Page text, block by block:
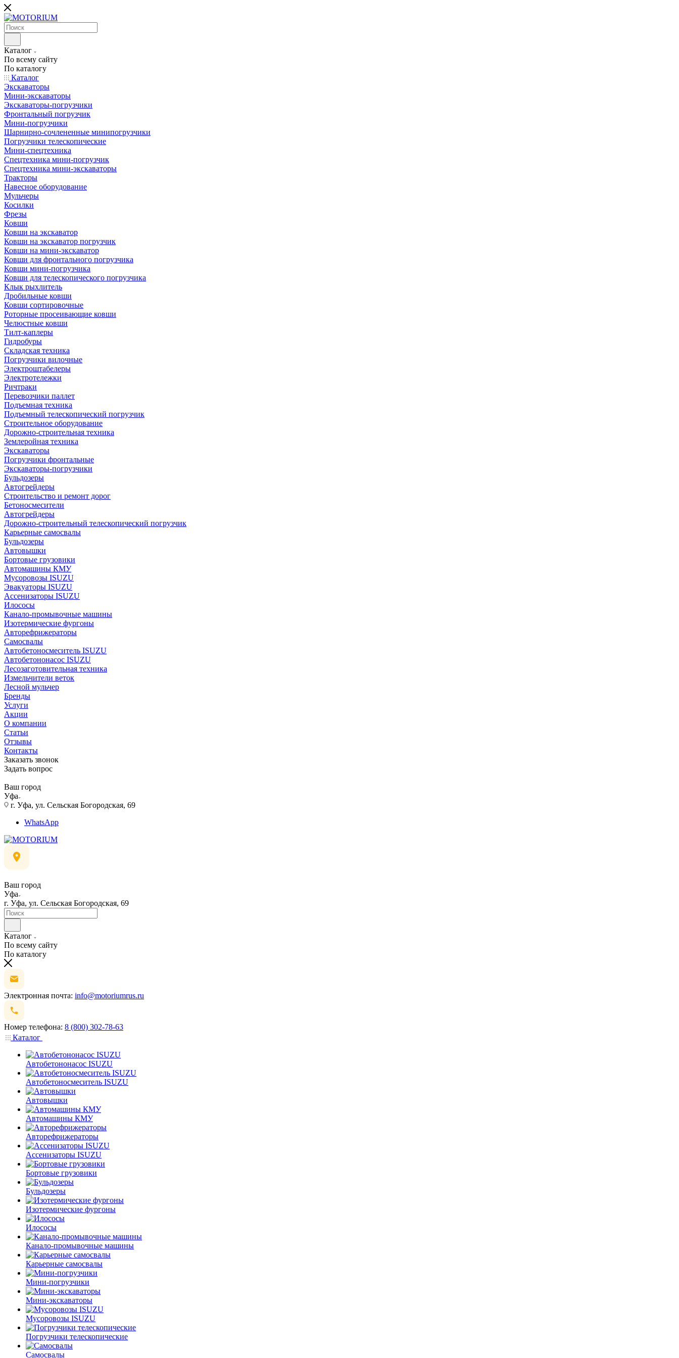
Каталог
По всему сайту
По каталогу
Каталог
Экскаваторы
Мини-экскаваторы
Экскаваторы-погрузчики
Фронтальный погрузчик
Мини-погрузчики
Шарнирно-сочлененные минипогрузчики
Погрузчики телескопические
Мини-спецтехника
Спецтехника мини-погрузчик
Спецтехника мини-экскаваторы
Тракторы
Навесное оборудование
Мульчеры
Косилки
Фрезы
Ковши
Ковши на экскаватор
Ковши на экскаватор погрузчик
Ковши на мини-экскаватор
Ковши для фронтального погрузчика
Ковши мини-погрузчика
Ковши для телескопического погрузчика
Клык рыхлитель
Дробильные ковши
Ковши сортировочные
Роторные просеивающие ковши
Челюстные ковши
Тилт-каплеры
Гидробуры
Складская техника
Погрузчики вилочные
Электроштабелеры
Электротележки
Ричтраки
Перевозчики паллет
Подъемная техника
Подъемный телескопический погрузчик
Строительное оборудование
Дорожно-строительная техника
Землеройная техника
Экскаваторы
Погрузчики фронтальные
Экскаваторы-погрузчики
Бульдозеры
Автогрейдеры
Строительство и ремонт дорог
Бетоносмесители
Автогрейдеры
Дорожно-строительный телескопический погрузчик
Карьерные самосвалы
Бульдозеры
Автовышки
Бортовые грузовики
Автомашины КМУ
Мусоровозы ISUZU
Эвакуаторы ISUZU
Ассенизаторы ISUZU
Илососы
Канало-промывочные машины
Изотермические фургоны
Авторефрижераторы
Самосвалы
Автобетоносмеситель ISUZU
Автобетононасос ISUZU
Лесозаготовительная техника
Измельчители веток
Лесной мульчер
Бренды
Услуги
Акции
О компании
Статьи
Отзывы
Контакты
Заказать звонок
Задать вопрос
Ваш город
Уфа
г. Уфа, ул. Сельская Богородская, 69
WhatsApp
Ваш город
Уфа
г. Уфа, ул. Сельская Богородская, 69
Каталог
По всему сайту
По каталогу
Электронная почта: info@motoriumrus.ru
Номер телефона: 8 (800) 302-78-63
Каталог
Автобетононасос ISUZU
Автобетоносмеситель ISUZU
Автовышки
Автомашины КМУ
Авторефрижераторы
Ассенизаторы ISUZU
Бортовые грузовики
Бульдозеры
Изотермические фургоны
Илососы
Канало-промывочные машины
Карьерные самосвалы
Мини-погрузчики
Мини-экскаваторы
Мусоровозы ISUZU
Погрузчики телескопические
Самосвалы